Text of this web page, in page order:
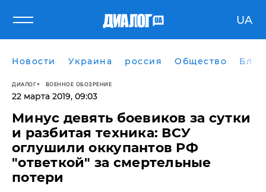
UA
Новости Украина россия Общество
ДИАЛОГ ВОЕННОЕ ОБОЗРЕНИЕ
22 марта 2019, 09:03
Минус девять боевиков за сутки
и разбитая техника: ВСУ
оглушили оккупантов РФ
"ответкой" за смертельные
потери